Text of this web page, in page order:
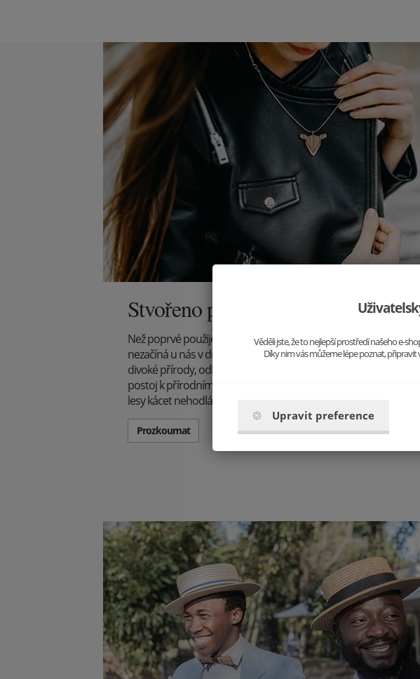
Stvořeno přírodou
Než poprvé použijete náš produkt, čeká ho dlouhá cesta. Ta
nezačíná u nás v dílně. Příběh produktu BeWooden se rodí
divoké přírody, odkud veškerý materiál pochází. Naše hodnoty a
postoj k přírodním krásám je však jasný a kvůli jedinečným
lesy kácet nehodláme.
Prozkoumat
Věděli jste, že to nejlepší prostředí našeho e-
Díky nim vás můžeme lépe poznat,
Upravit preference